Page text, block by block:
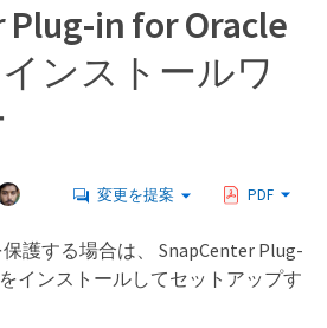
in for Oracle
ンストールワ
変更を提案 PDF
護する場合は、 SnapCenter Plug-
インストールしてセットアップす